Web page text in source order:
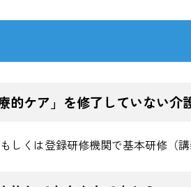
的ケア」を修了していない
くは登録研修機関で基本研修（